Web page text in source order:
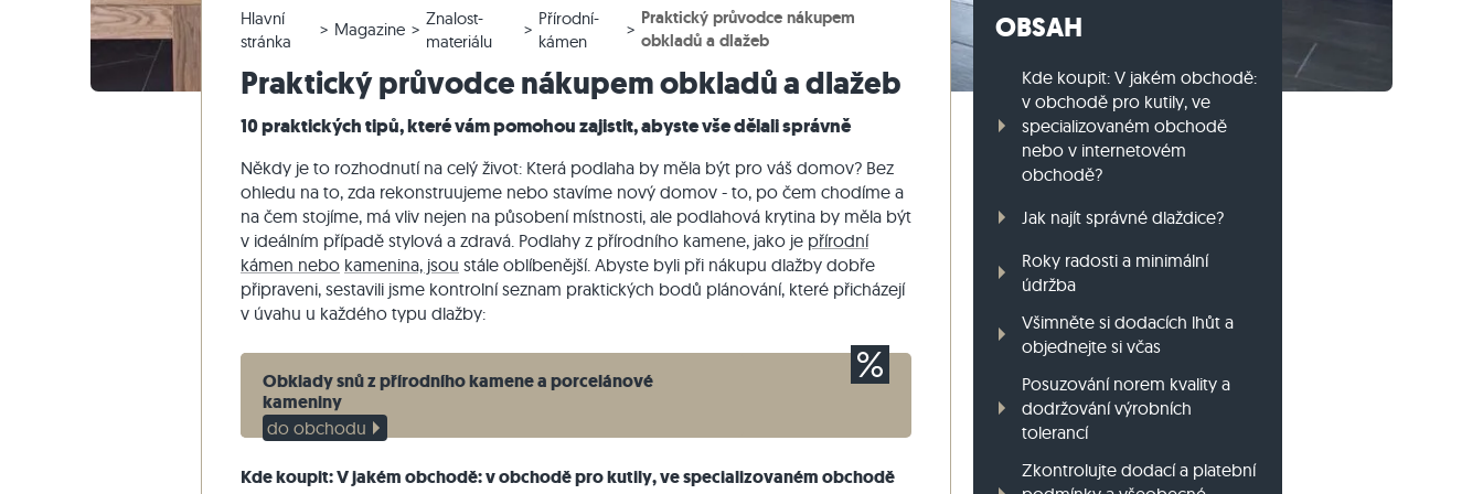
Křemencové dlažby
Mramorové dlažby
Starožitné dlažby
Mozaikové dlažby
Obkladovy-kamen
Béžové dlažby
Vápencové venkovní dlažby
Mramorové venkovní dlažby
Křemenné venkovní dlažby
Gneissové venkovní dlažby
Čedičové venkovní dlažby
Polygonální venkovní dlažby
Béžová terasová dlažby Dlažební kostky vápenec
Dlažební kostky rula
Sádrová tyč
Schodišťové bloky z ruly Zdicí kámen travertin
Zdicí kámen rula
Vnější obkladový kámen
Travníkový obrubník z ruly
Reklamace a změna objednávky
Změna a zrušení objednávky
Vzorové odeslání
Dodávka a přeprava
Panoramatická prohlídka
Zahradní design
Styly bydlení
Mramor
Pískovec
Břidlice
Travertin
Hlavní
stránka
Magazine
Znalost-
materiálu
Přírodní-
kámen
Praktický průvodce nákupem
obkladů a dlažeb
Praktický průvodce nákupem obkladů a dlažeb
10 praktických tipů, které vám pomohou zajistit, abyste vše dělali správně
Někdy je to rozhodnutí na celý život: Která podlaha by měla být pro váš domov? Bez
ohledu na to, zda rekonstruujeme nebo stavíme nový domov - to, po čem chodíme a
na čem stojíme, má vliv nejen na působení místnosti, ale podlahová krytina by měla být
v ideálním případě stylová a zdravá. Podlahy z přírodního kamene, jako je přírodní
kámen nebo kamenina, jsou stále oblíbenější. Abyste byli při nákupu dlažby dobře
připraveni, sestavili jsme kontrolní seznam praktických bodů plánování, které přicházejí
v úvahu u každého typu dlažby:
Obklady snů z přírodního kamene a porcelánové
kameniny
do obchodu
Kde koupit: V jakém obchodě: v obchodě pro kutily, ve specializovaném obchodě
OBSAH
Kde koupit: V jakém obchodě:
v obchodě pro kutily, ve
specializovaném obchodě
nebo v internetovém
obchodě?
Jak najít správné dlaždice?
Roky radosti a minimální
údržba
Všimněte si dodacích lhůt a
objednejte si včas
Posuzování norem kvality a
dodržování výrobních
tolerancí
Zkontrolujte dodací a platební